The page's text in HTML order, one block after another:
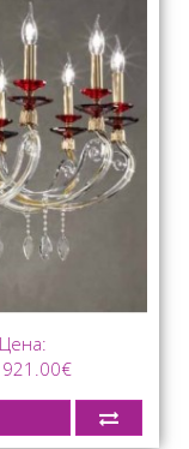
Цена: